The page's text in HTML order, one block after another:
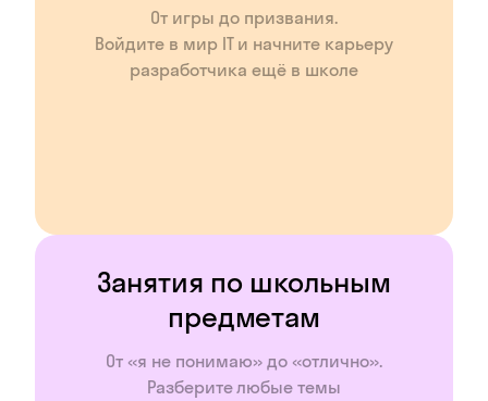
От игры до призвания.
Войдите в мир IT и начните карьеру
разработчика ещё в школе
Занятия по школьным
предметам
От «я не понимаю» до «отлично».
Разберите любые темы